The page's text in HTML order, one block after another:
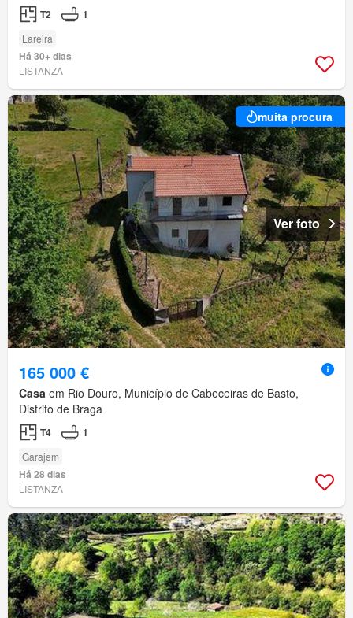
T2 1
Lareira
Há 30+ dias
LISTANZA
muita procura
Ver foto
165 000 €
Casa em Rio Douro, Município de Cabeceiras de Basto,
Distrito de Braga
T4 1
Garajem
Há 28 dias
LISTANZA